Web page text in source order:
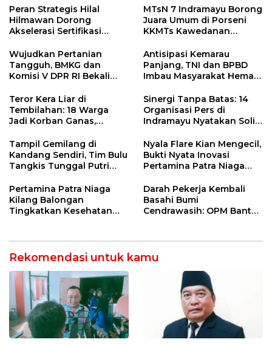
Peran Strategis Hilal
Hilmawan Dorong
Akselerasi Sertifikasi
Entaskan Kemiskinan di
Indramayu
MTsN 7 Indramayu Borong
Juara Umum di Porseni
KKMTs Kawedanan
Wujudkan Pertanian
Tangguh, BMKG dan
Komisi V DPR RI Bekali
Sekolah Lapang Iklim
Antisipasi Kemarau
Panjang, TNI dan BPBD
Imbau Masyarakat Hemat
Kebakaran
Teror Kera Liar di
Tembilahan: 18 Warga
Jadi Korban Ganas,
12 Jahitan!
Sinergi Tanpa Batas: 14
Organisasi Pers di
Indramayu Nyatakan Solid
Tampil Gemilang di
Kandang Sendiri, Tim Bulu
Tangkis Tunggal Putri
Juara Porseni KKMTs
Jatibarang 2026
Nyala Flare Kian Mengecil,
Bukti Nyata Inovasi
Pertamina Patra Niaga
Net Zero Emission 2060
Pertamina Patra Niaga
Kilang Balongan
Tingkatkan Kesehatan
Rutin dan Edukasi
Perawatan Gigi
Darah Pekerja Kembali
Basahi Bumi
Cendrawasih: OPM Bantai
Rekomendasi untuk kamu